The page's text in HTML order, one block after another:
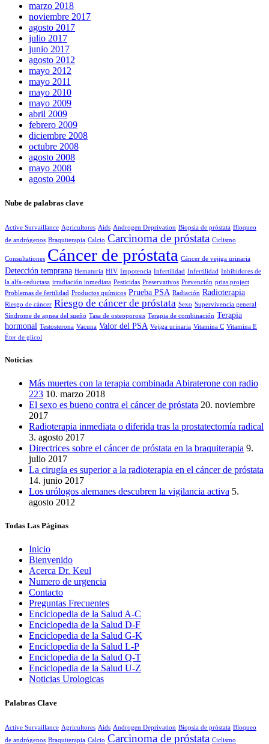
marzo 2018
noviembre 2017
agosto 2017
julio 2017
junio 2017
agosto 2012
mayo 2012
mayo 2011
mayo 2010
mayo 2009
abril 2009
febrero 2009
diciembre 2008
octubre 2008
agosto 2008
mayo 2008
agosto 2004
Nube de palabras clave
Active Survaillance Agricultores Aids Androgen Deprivation Biopsia de próstata Bloqueo
de andrógenos Braquiterapia Calcio Carcinoma de próstata Ciclismo
Consultationes Cáncer de próstata Cáncer de vejiga urinaria
Detección temprana Hematuria HIV Impotencia Infertilidad Infertilidad Inhibidores de
la alfa-reductasa irradiación inmediata Pesticidas Preservativos Prevención prias.project
Problemas de fertilidad Productos químicos Prueba PSA Radiación Radioterapia
Riesgo de cáncer Riesgo de cáncer de próstata Sexo Supervivencia general
Síndrome de apnea del sueño Tasa de osteoporosis Terapia de combinación Terapia
hormonal Testosterona Vacuna Valor del PSA Vejiga urinaria Vitamina C Vitamina E
Éter de glicol
Noticias
Más muertes con la terapia combinada Abiraterone con radio
223 10. marzo 2018
El sexo es bueno contra el cáncer de próstata 20. noviembre
2017
Radioterapia inmediata o diferida tras la prostatectomía radical
3. agosto 2017
Directrices sobre el cáncer de próstata en la braquiterapia 9.
julio 2017
La cirugía es superior a la radioterapia en el cáncer de próstata
14. junio 2017
Los urólogos alemanes descubren la vigilancia activa 5.
agosto 2012
Todas Las Páginas
Inicio
Bienvenido
Acerca Dr. Keul
Numero de urgencia
Contacto
Preguntas Frecuentes
Enciclopedia de la Salud A-C
Enciclopedia de la Salud D-F
Enciclopedia de la Salud G-K
Enciclopedia de la Salud L-P
Enciclopedia de la Salud Q-T
Enciclopedia de la Salud U-Z
Noticias Urologicas
Palabras Clave
Active Survaillance Agricultores Aids Androgen Deprivation Biopsia de próstata Bloqueo
de andrógenos Braquiterapia Calcio Carcinoma de próstata Ciclismo